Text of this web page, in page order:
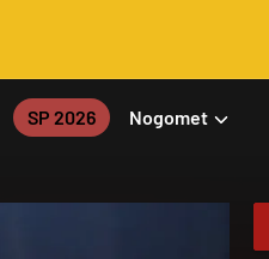
SP 2026 Nogomet